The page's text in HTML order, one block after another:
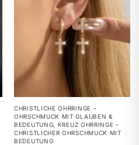
CHRISTLICHE OHRRINGE –
OHRSCHMUCK MIT GLAUBEN &
BEDEUTUNG, KREUZ OHRRINGE –
CHRISTLICHER OHRSCHMUCK MIT
BEDEUTUNG